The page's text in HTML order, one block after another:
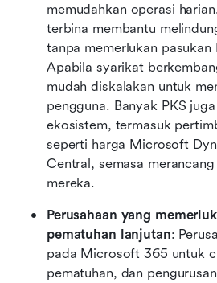
memudahkan operasi
terbina membantu
tanpa memerlukan pasukan
Apabila syarikat
mudah diskalakan untuk
pengguna. Banyak PKS
ekosistem, termasuk
seperti harga Microsoft
Central, semasa
mereka.
Perusahaan yang
pematuhan lanjutan:
pada Microsoft 365 untuk
pematuhan, dan